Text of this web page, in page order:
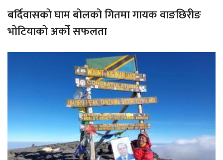
बर्दिवासको घाम बोलको गितमा गायक वाङछिरीङ
भोटियाको अर्को सफलता